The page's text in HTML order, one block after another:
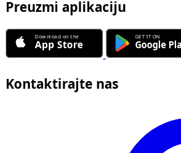
Preuzmi aplikaciju
Kontaktirajte nas